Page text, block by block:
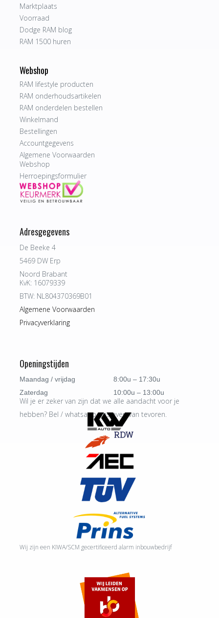
Marktplaats
Voorraad
Dodge RAM blog
RAM 1500 huren
Webshop
RAM lifestyle producten
RAM onderhoudsartikelen
RAM onderdelen bestellen
Winkelmand
Bestellingen
Accountgegevens
Algemene Voorwaarden
Webshop
Herroepingsformulier
Adresgegevens
De Beeke 4
5469 DW Erp
Noord Brabant
KvK: 16079339
BTW: NL804370369B01
Algemene Voorwaarden
Privacyverklaring
Openingstijden
Maandag / vrijdag
8:00u – 17:30u
Zaterdag
10:00u – 13:00u
Wil je er zeker van zijn dat we alle aandacht voor je
hebben? Bel / whatsapp ons even van tevoren.
Wij zijn een KIWA/SCM gecertificeerd alarm inbouwbedrijf